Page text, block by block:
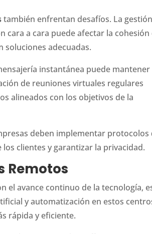
también enfrentan desafíos. La
cara a cara puede afectar la cohesión
soluciones adecuadas.
instantánea puede mantener
de reuniones virtuales regulares
alineados con los objetivos de la
deben implementar protocolos
clientes y garantizar la privacidad.
Remotos
el avance continuo de la tecnología,
y automatización en estos
rápida y eficiente.